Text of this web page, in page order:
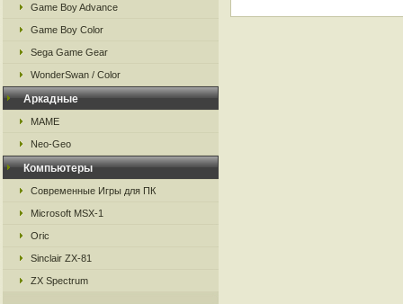
Game Boy Advance
Game Boy Color
Sega Game Gear
WonderSwan / Color
Аркадные
MAME
Neo-Geo
Компьютеры
Современные Игры для ПК
Microsoft MSX-1
Oric
Sinclair ZX-81
ZX Spectrum